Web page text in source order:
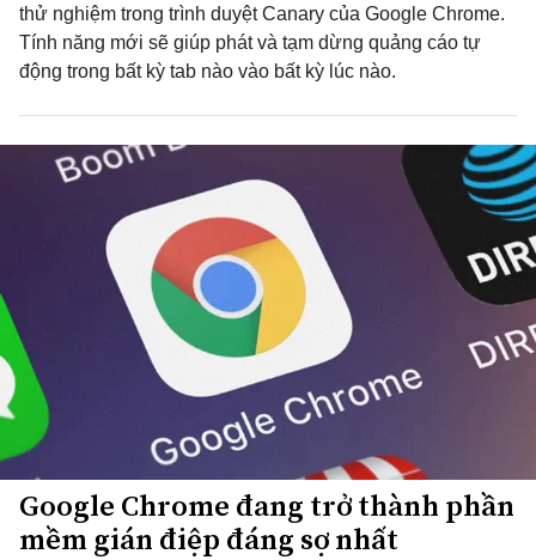
thử nghiệm trong trình duyệt Canary của Google Chrome.
Tính năng mới sẽ giúp phát và tạm dừng quảng cáo tự
động trong bất kỳ tab nào vào bất kỳ lúc nào.
Google Chrome đang trở thành phần
mềm gián điệp đáng sợ nhất